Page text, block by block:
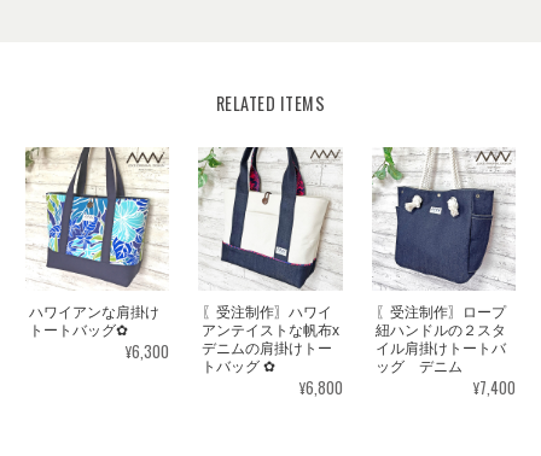
RELATED ITEMS
ハワイアンな肩掛け
トートバッグ✿
¥6,300
〖受注制作〗ハワイ
アンテイストな帆布x
デニムの肩掛けトー
トバッグ ✿
¥6,800
〖受注制作〗ロープ
紐ハンドルの２スタ
イル肩掛けトートバ
ッグ デニム
¥7,400